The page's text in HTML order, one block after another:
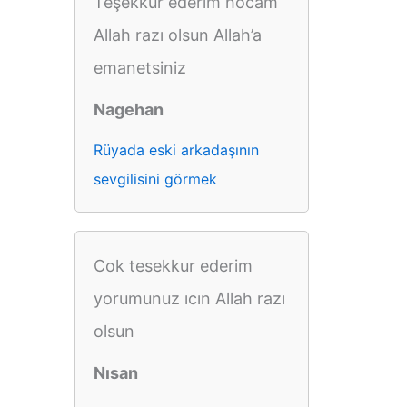
Allah razı olsun Allah’a
emanetsiniz
Nagehan
Rüyada eski arkadaşının
sevgilisini görmek
Cok tesekkur ederim
yorumunuz ıcın Allah razı
olsun
Nısan